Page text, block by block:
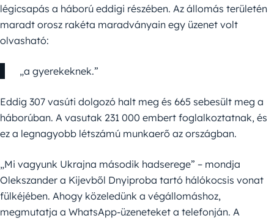
légicsapás a háború eddigi részében. Az állomás területén
maradt orosz rakéta maradványain egy üzenet volt
olvasható:
„a gyerekeknek.”
Eddig 307 vasúti dolgozó halt meg és 665 sebesült meg a
háborúban. A vasutak 231 000 embert foglalkoztatnak, és
ez a legnagyobb létszámú munkaerő az országban.
„Mi vagyunk Ukrajna második hadserege” – mondja
Olekszander a Kijevből Dnyiproba tartó hálókocsis vonat
fülkéjében. Ahogy közeledünk a végállomáshoz,
megmutatja a WhatsApp-üzeneteket a telefonján. A